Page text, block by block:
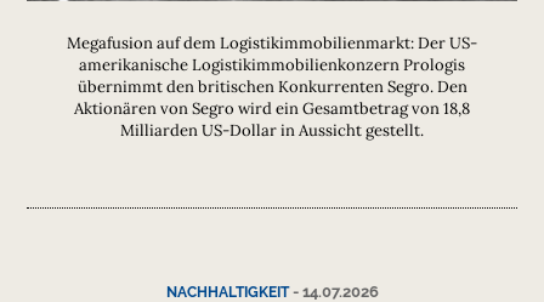
Megafusion auf dem Logistikimmobilienmarkt: Der US-
amerikanische Logistikimmobilienkonzern Prologis
übernimmt den britischen Konkurrenten Segro. Den
Aktionären von Segro wird ein Gesamtbetrag von 18,8
Milliarden US-Dollar in Aussicht gestellt.
NACHHALTIGKEIT- 14.07.2026